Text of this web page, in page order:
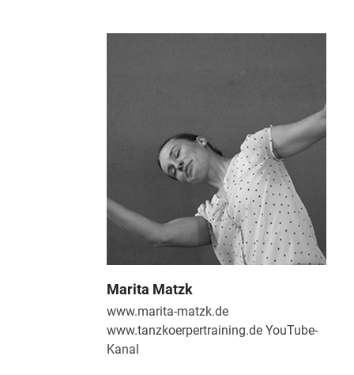
Marita Matzk
www.marita-matzk.de
www.tanzkoerpertraining.de YouTube-
Kanal